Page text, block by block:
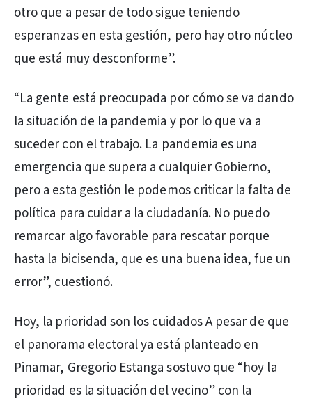
otro que a pesar de todo sigue teniendo
esperanzas en esta gestión, pero hay otro núcleo
que está muy desconforme”.
“La gente está preocupada por cómo se va dando
la situación de la pandemia y por lo que va a
suceder con el trabajo. La pandemia es una
emergencia que supera a cualquier Gobierno,
pero a esta gestión le podemos criticar la falta de
política para cuidar a la ciudadanía. No puedo
remarcar algo favorable para rescatar porque
hasta la bicisenda, que es una buena idea, fue un
error”, cuestionó.
Hoy, la prioridad son los cuidados A pesar de que
el panorama electoral ya está planteado en
Pinamar, Gregorio Estanga sostuvo que “hoy la
prioridad es la situación del vecino” con la